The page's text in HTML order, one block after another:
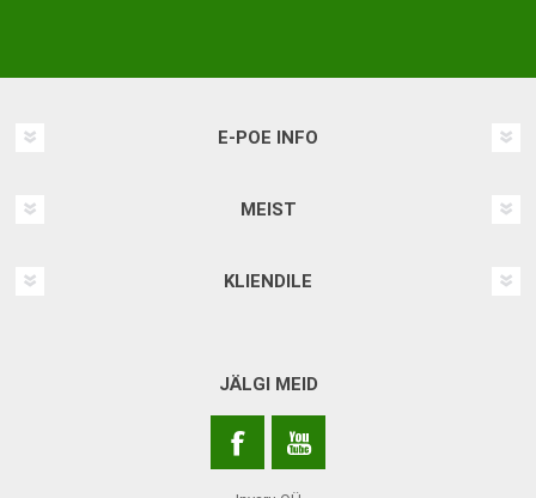
E-POE INFO
MEIST
KLIENDILE
JÄLGI MEID